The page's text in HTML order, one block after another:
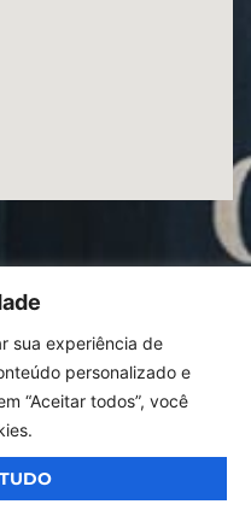
sua experiência de
personalizado e
“Aceitar todos”, você
reservados,
Jumps